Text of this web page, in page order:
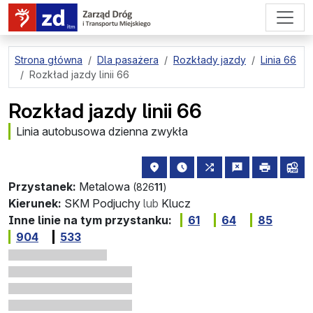
przejdź do treści strony
Strona główna Dla pasażera Rozkłady jazdy
Linia 66
Rozkład jazdy linii 66
Rozkład jazdy linii 66
Linia autobusowa dzienna zwykła
Przystanek: Metalowa (82611)
lokalizacja przystanku na mapie
najbliższe odjazdy z tego
wszystkie linie
zgłośdrukuj
Kierunek: SKM Podjuchy lub Klucz
Inne linie na tym przystanku:
61 64
85
904
533